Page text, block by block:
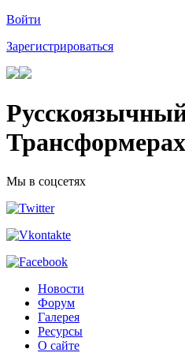
Войти
Зарегистрироваться
Мы в соцсетях
Новости
Форум
Галерея
Ресурсы
О сайте